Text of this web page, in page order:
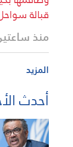
قبالة
منذ
المزيد
أحدث